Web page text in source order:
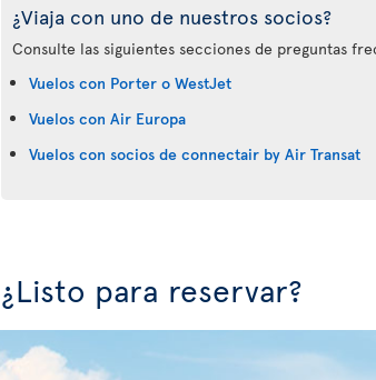
¿Viaja con uno de nuestros socios?
Consulte las siguientes secciones de preguntas
Vuelos con Porter o WestJet
Vuelos con Air Europa
Vuelos con socios de connectair by Air Transat
¿Listo para reservar?